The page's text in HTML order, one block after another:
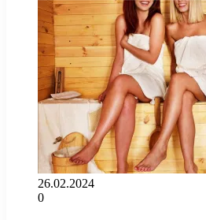
26.02.2024
0